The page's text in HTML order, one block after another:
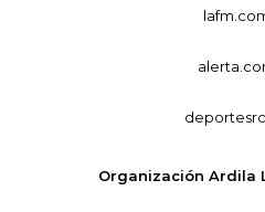
Organización Ardila